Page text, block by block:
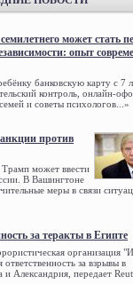
может стать
опыт
банковскую карту с 7
контроль, онлайн-
и советы психологов...»
против
может ввести
В Вашингтоне
меры в связи
за теракты в Египте
организация
ответственность за взрывы в
и Александрия, передает